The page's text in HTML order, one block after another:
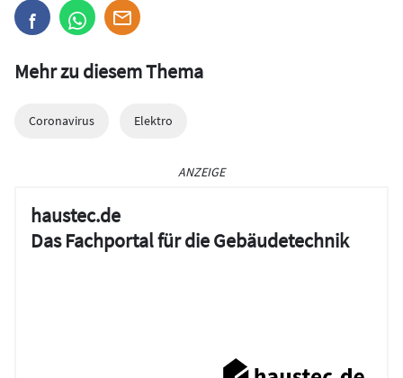
Mehr zu diesem Thema
Coronavirus Elektro
ANZEIGE
haustec.de
Das Fachportal für die Gebäudetechnik